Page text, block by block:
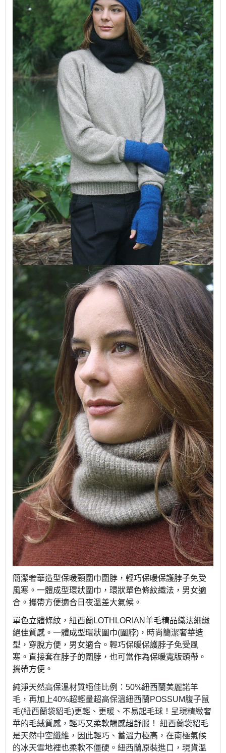
簡潔奢華造型保暖頸圍巾圍脖，輕巧保暖保護脖子免受
風寒。一體成型環狀圍巾，環狀單色條紋織法，男女適
合。攜帶方便適合日夜溫差大氣候。
單色立體條紋，紐西蘭LOTHLORIAN羊毛精品織法細緻
絕佳質感。一體成型環狀圍巾(圍脖)，時尚簡潔奢華造
型，穿脫方便，男女適合。輕巧保暖保護脖子免受風
寒。直接套在脖子的圍脖，也可當作為保暖寬版頭帶。
攜帶方便。
純淨天然高保溫材質絕佳比例：50%紐西蘭美麗諾羊
毛，再加上40%超輕量超高保溫紐西蘭POSSUM腹子鼠
毛(紐西蘭袋貂毛)更輕、更暖、不易起毛球！呈現精緻奢
華的毛絨質感，輕巧又柔軟觸感超舒服！ 紐西蘭袋貂毛
是天然中空纖維，因此輕巧、蓄溫力極高，在南極氣候
的冰天雪地裡也柔軟不僵硬。紐西蘭原裝進口，現貨溫